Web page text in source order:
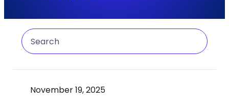
Search
November 19, 2025